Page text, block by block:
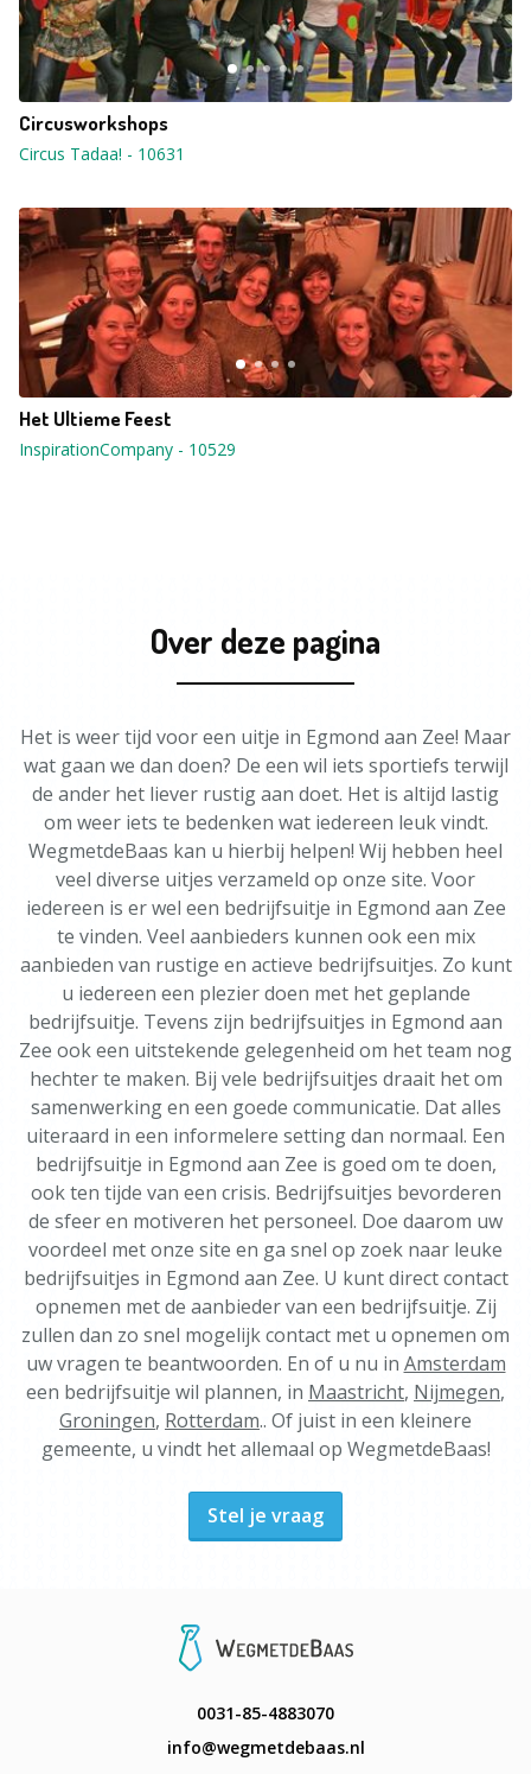
Circusworkshops
Circus Tadaa! - 10631
Het Ultieme Feest
InspirationCompany - 10529
Over deze pagina
Het is weer tijd voor een uitje in Egmond aan Zee! Maar
wat gaan we dan doen? De een wil iets sportiefs terwijl
de ander het liever rustig aan doet. Het is altijd lastig
om weer iets te bedenken wat iedereen leuk vindt.
WegmetdeBaas kan u hierbij helpen! Wij hebben heel
veel diverse uitjes verzameld op onze site. Voor
iedereen is er wel een bedrijfsuitje in Egmond aan Zee
te vinden. Veel aanbieders kunnen ook een mix
aanbieden van rustige en actieve bedrijfsuitjes. Zo kunt
u iedereen een plezier doen met het geplande
bedrijfsuitje. Tevens zijn bedrijfsuitjes in Egmond aan
Zee ook een uitstekende gelegenheid om het team nog
hechter te maken. Bij vele bedrijfsuitjes draait het om
samenwerking en een goede communicatie. Dat alles
uiteraard in een informelere setting dan normaal. Een
bedrijfsuitje in Egmond aan Zee is goed om te doen,
ook ten tijde van een crisis. Bedrijfsuitjes bevorderen
de sfeer en motiveren het personeel. Doe daarom uw
voordeel met onze site en ga snel op zoek naar leuke
bedrijfsuitjes in Egmond aan Zee. U kunt direct contact
opnemen met de aanbieder van een bedrijfsuitje. Zij
zullen dan zo snel mogelijk contact met u opnemen om
uw vragen te beantwoorden. En of u nu in Amsterdam
een bedrijfsuitje wil plannen, in Maastricht, Nijmegen,
Groningen, Rotterdam.. Of juist in een kleinere
gemeente, u vindt het allemaal op WegmetdeBaas!
Stel je vraag
0031-85-4883070
info@wegmetdebaas.nl